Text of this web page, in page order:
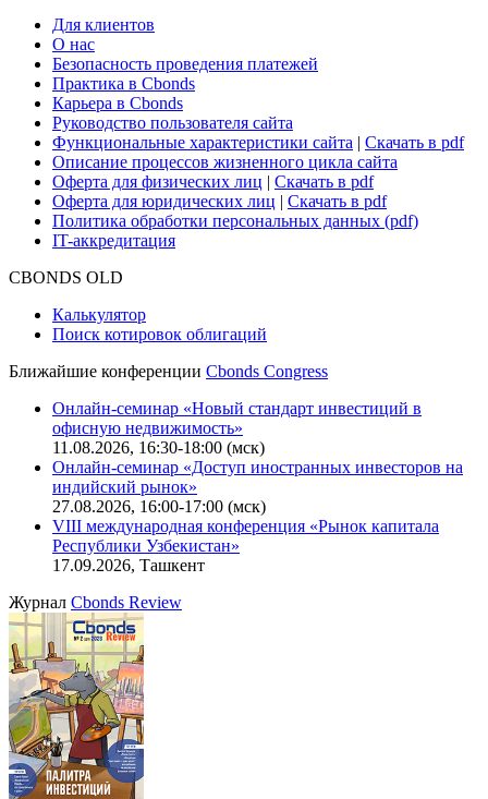
Для клиентов
О нас
Безопасность проведения платежей
Практика в Cbonds
Карьера в Cbonds
Руководство пользователя сайта
Функциональные характеристики сайта | Скачать в pdf
Описание процессов жизненного цикла сайта
Оферта для физических лиц | Скачать в pdf
Оферта для юридических лиц | Скачать в pdf
Политика обработки персональных данных (pdf)
IT-аккредитация
CBONDS OLD
Калькулятор
Поиск котировок облигаций
Ближайшие конференции Cbonds Congress
Онлайн-семинар «Новый стандарт инвестиций в
офисную недвижимость»
11.08.2026, 16:30-18:00 (мск)
Онлайн-семинар «Доступ иностранных инвесторов на
индийский рынок»
27.08.2026, 16:00-17:00 (мск)
VIII международная конференция «Рынок капитала
Республики Узбекистан»
17.09.2026, Ташкент
Журнал Cbonds Review